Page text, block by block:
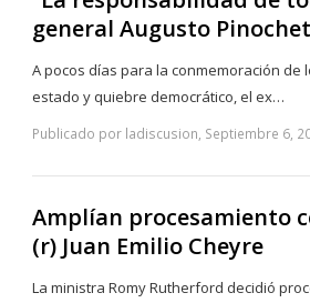
general Augusto
A pocos días para la conmemoración de
estado y quiebre democrático, el ex…
Publicado por ladiscusion, Septiembre 6,
Amplían procesamiento
(r) Juan Emilio Cheyre
La ministra Romy Rutherford decidió